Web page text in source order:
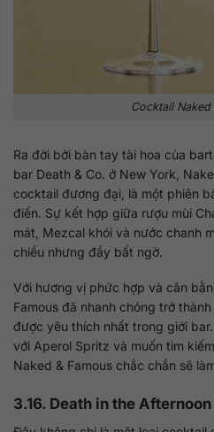
Cocktail Naked
Ra đời bởi bàn tay tài hoa của
bar Death & Co. ở New York,
cocktail đương đại, là một phiên
điển. Sự kết hợp giữa rượu mùi
mát, Mezcal khói và nước chanh
chiều nhưng đầy bất ngờ.
Với hương vị phức hợp và cân
Famous đã nhanh chóng trở
được yêu thích nhất trong giới
với Aperol Spritz và muốn tìm
Naked & Famous chắc chắn sẽ
3.16. Death in the Afternoon